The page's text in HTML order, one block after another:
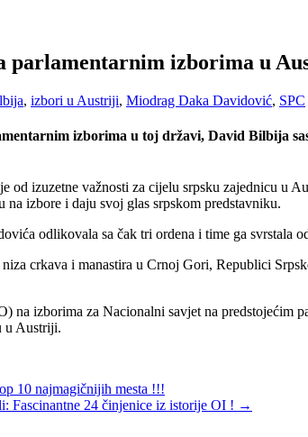
parlamentarnim izborima u
, izbori u Austriji, Miodrag Daka Davidović, SPC
izborima u toj državi, David Bilbija
izuzetne važnosti za cijelu srpsku zajednicu u
na izbore i daju svoj glas srpskom predstavniku.
odlikovala sa čak tri ordena i time ga svrstala
crkava i manastira u Crnoj Gori, Republici
izborima za Nacionalni savjet na predstojećim
u Austriji.
10 najmagičnijih mesta !!!
Fascinantne 24 činjenice iz istorije OI ! →